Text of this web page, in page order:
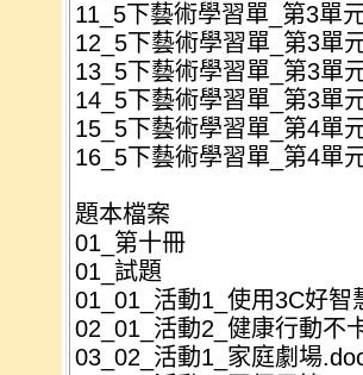
11_5下藝術學習單_第3單
12_5下藝術學習單_第3單
13_5下藝術學習單_第3單
14_5下藝術學習單_第3單
15_5下藝術學習單_第4單
16_5下藝術學習單_第4單
題本檔案
01_第十冊
01_試題
01_01_活動1_使用3C好智
02_01_活動2_健康行動不
03_02_活動1_家庭劇場